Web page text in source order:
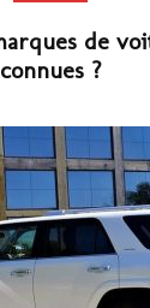
de
connues ?